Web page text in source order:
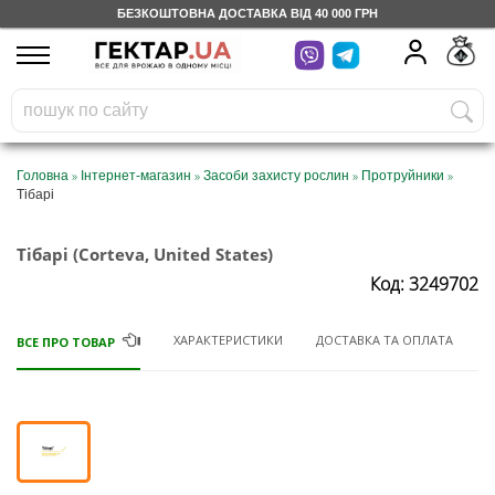
БЕЗКОШТОВНА ДОСТАВКА ВІД 40 000 ГРН
UA
На вашому
бонусному рахунку
грн
Безкоштовно по Україні
Категорії
Щоденник
Відгуки
Головна » Інтернет-магазин » Засоби захисту рослин » Протруйники »
Тібарі
Тібарі (Corteva, United States)
Код: 3249702
ВСЕ ПРО ТОВАР ХАРАКТЕРИСТИКИ ДОСТАВКА ТА ОПЛАТА